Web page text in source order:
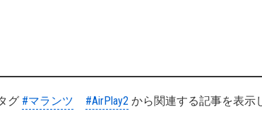
グ #マランツ #AirPlay2 から関連する記事を表示